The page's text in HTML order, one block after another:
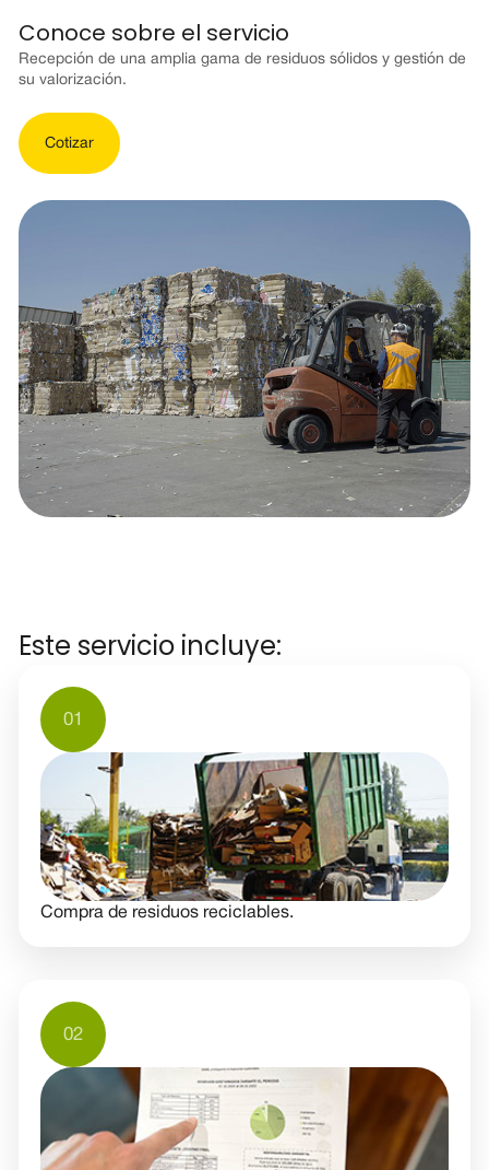
Conoce sobre el servicio
Recepción de una amplia gama de residuos sólidos y gestión de
su valorización.
Cotizar
Este servicio incluye:
01
Compra de residuos reciclables.
02